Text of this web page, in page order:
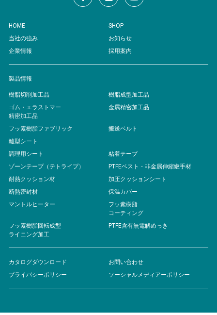
HOME
SHOP
当社の強み
お知らせ
企業情報
採用案内
製品情報
樹脂切削加工品
樹脂成型加工品
ゴム・エラストマー
精密加工品
金属精密加工品
フッ素樹脂ファブリック
搬送ベルト
離型シート
調理用シート
粘着テープ
ゾーンテープ（テトライプ）
PTFEベスト・非金属伸縮継手材
耐熱クッション材
加圧クッションシート
断熱密封材
保温カバー
マントルヒーター
フッ素樹脂
コーティング
フッ素樹脂回転成型
ライニング加工
PTFE含有無電解めっき
カタログダウンロード
お問い合わせ
プライバシーポリシー
ソーシャルメディアーポリシー